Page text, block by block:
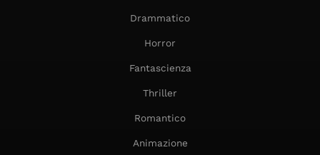
Drammatico
Horror
Fantascienza
Thriller
Romantico
Animazione